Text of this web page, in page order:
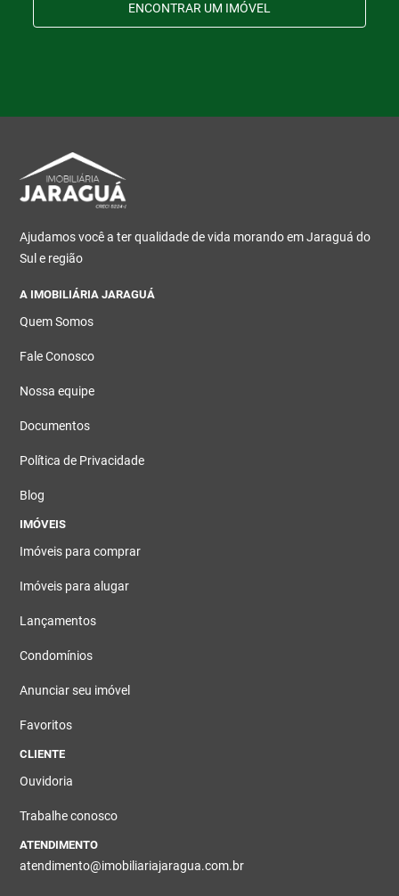
ENCONTRAR UM IMÓVEL
Ajudamos você a ter qualidade de vida morando em Jaraguá do
Sul e região
A IMOBILIÁRIA JARAGUÁ
Quem Somos
Fale Conosco
Nossa equipe
Documentos
Política de Privacidade
Blog
IMÓVEIS
Imóveis para comprar
Imóveis para alugar
Lançamentos
Condomínios
Anunciar seu imóvel
Favoritos
CLIENTE
Ouvidoria
Trabalhe conosco
ATENDIMENTO
atendimento@imobiliariajaragua.com.br